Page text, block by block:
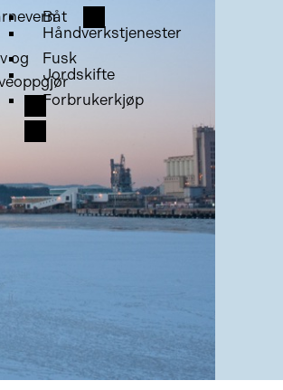
Håndverkstjenester
Jordskifte
og
Båt
Fusk
Forbrukerkjøp